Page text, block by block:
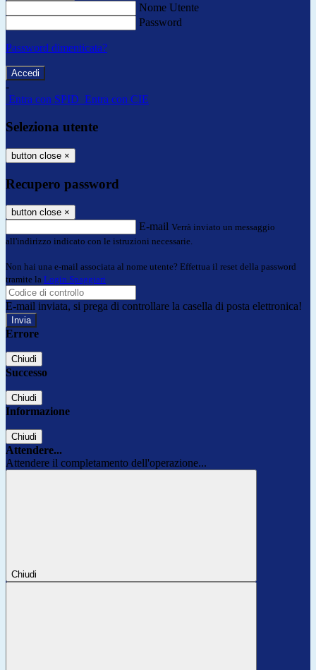
Nome Utente
Password
Password dimenticata?
-
Entra con SPID Entra con CIE
Seleziona utente
button close ×
Recupero password
button close ×
E-mail Verrà inviato un messaggio
all'indirizzo indicato con le istruzioni necessarie.
Non hai una e-mail associata al nome utente? Effettua il reset della password
tramite la Login Spaggiari
E-mail inviata, si prega di controllare la casella di posta elettronica!
Errore
Chiudi
Successo
Chiudi
Informazione
Chiudi
Attendere...
Attendere il completamento dell'operazione...
Chiudi